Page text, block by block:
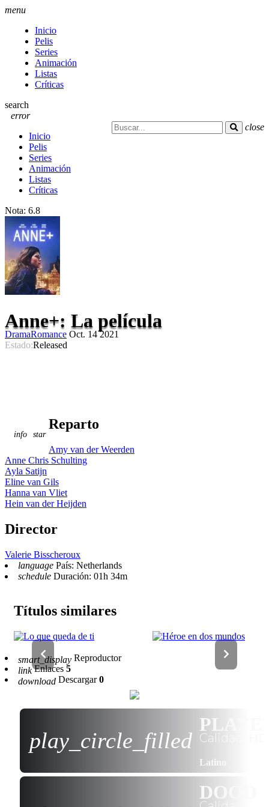
menu
Inicio
Pelis
Series
Animación
Listas
Críticas
search
error
close
Inicio
Pelis
Series
Animación
Listas
Críticas
Nota: 6.8
Anne+: La película
DramaRomance Oct. 14 2021
Estado:Released
info star
Reparto
Amy van der Weerden
Anne Chris Schulting
Ayla Satijn
Eline van Gils
Hanna van Vliet
Hein van der Heijden
Director
Valerie Bisscheroux
language País: Netherlands
schedule Duración: 01h 34m
Títulos similares
smart_display Reproductor
linkEnlaces 5
download Descargar0
play_circle_filled Calidad:
Latino
DOOD